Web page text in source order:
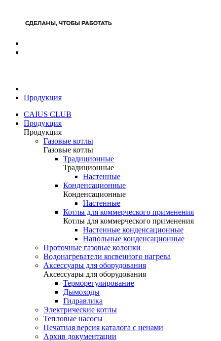
Продукция
CAIUS CLUB
Продукция
Продукция
Газовые котлы
Газовые котлы
Традиционные
Традиционные
Настенные
Конденсационные
Конденсационные
Настенные
Котлы для коммерческого применения
Котлы для коммерческого применения
Настенные конденсационные
Напольные конденсационные
Проточные газовые колонки
Водонагреватели косвенного нагрева
Аксессуары для оборудования
Аксессуары для оборудования
Терморегулирование
Дымоходы
Гидравлика
Электрические котлы
Тепловые насосы
Печатная версия каталога с ценами
Архив документации